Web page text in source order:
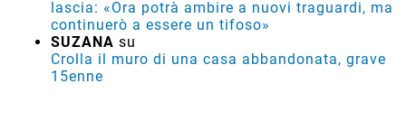
lascia: «Ora potrà ambire a nuovi traguardi, ma
continuerò a essere un tifoso»
SUZANA su
Crolla il muro di una casa abbandonata, grave
15enne